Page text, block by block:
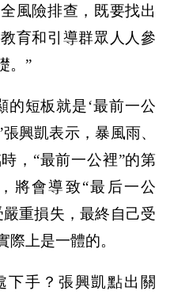
風險排查，既要找出
育和引導群眾人人參
。”
的短板就是‘最前一公
興凱表示，暴風雨、
，“最前一公裡”的第
將會導致“最后一公
重損失，最終自己受
上是一體的。
下手？張興凱點出關